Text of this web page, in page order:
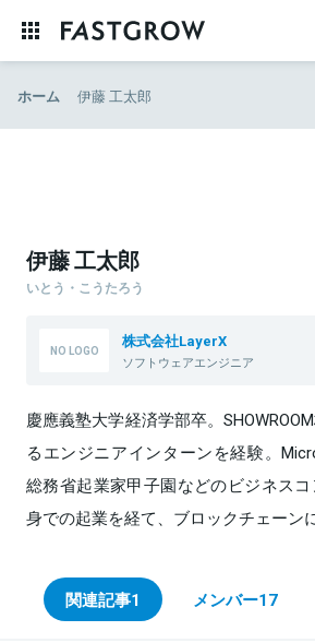
ホーム 伊藤 工太郎
伊藤 工太郎
いとう・こうたろう
株式会社LayerX
ソフトウェアエンジニア
慶應義塾大学経済学部卒。
るエンジニアインターンを経験。
総務省起業家甲子園などのビジネス
身での起業を経て、ブロックチェーン
関連記事1 メンバー17